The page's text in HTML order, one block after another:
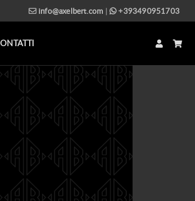
info@axelbert.com | +393490951703